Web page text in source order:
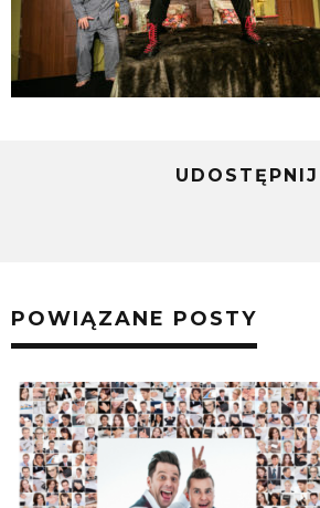
UDOSTĘPNIJ
POWIĄZANE POSTY